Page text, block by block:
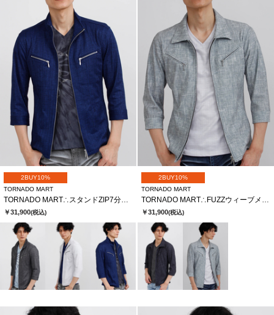
2BUY10%
TORNADO MART
TORNADO MART∴スタンドZIP7分袖ブルゾン
￥31,900(税込)
2BUY10%
TORNADO MART
TORNADO MART∴FUZZウィーブメッシュHT7分袖シャツブルゾン
￥31,900(税込)